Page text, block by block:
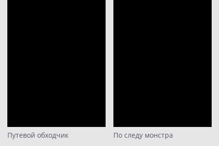
Путевой обходчик По следу монстра